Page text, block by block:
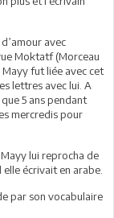
avec
Moktatf (Morceau
fut liée avec cet
lettres avec lui. A
5 ans pendant
mercredis pour
lui reprocha de
écrivait en arabe.
par son vocabulaire